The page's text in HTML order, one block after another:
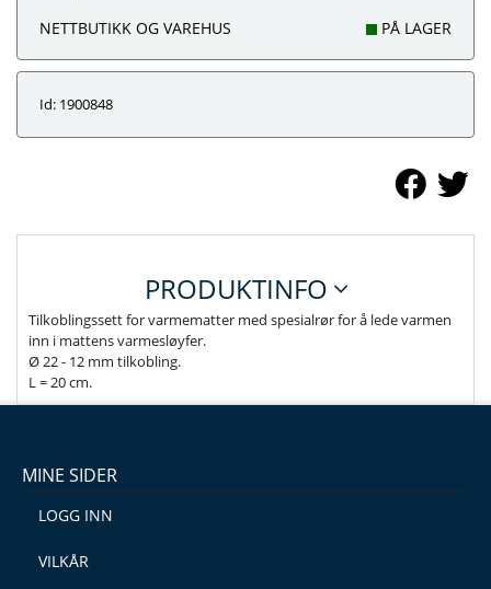
NETTBUTIKK OG VAREHUS PÅ LAGER
Id: 1900848
PRODUKTINFO
Tilkoblingssett for varmematter med spesialrør for å lede varmen
inn i mattens varmesløyfer.
Ø 22 - 12 mm tilkobling.
L = 20 cm.
MINE SIDER
LOGG INN
VILKÅR